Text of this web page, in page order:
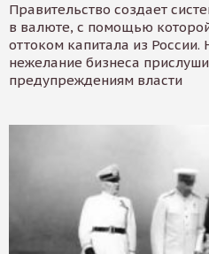
Правительство создает
в валюте, с помощью
оттоком капитала из России.
нежелание бизнеса
предупреждениям власти